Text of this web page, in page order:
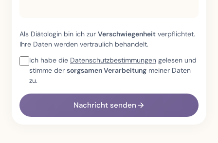
Als Diätologin bin ich zur Verschwiegenheit verpflichtet.
Ihre Daten werden vertraulich behandelt.
Ich habe die Datenschutzbestimmungen gelesen und
stimme der sorgsamen Verarbeitung meiner Daten
zu.
Nachricht senden